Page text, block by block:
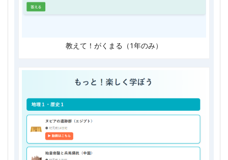
教えて！がくまる（1年のみ）